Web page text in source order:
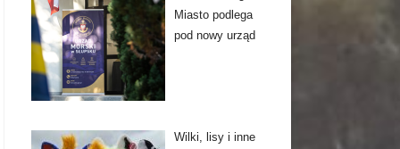
Miasto podlega
pod nowy urząd
Wilki, lisy i inne